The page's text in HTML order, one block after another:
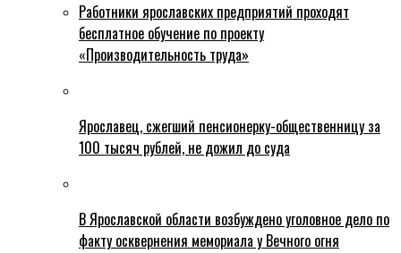
Работники ярославских предприятий проходят
бесплатное обучение по проекту
«Производительность труда»
Ярославец, сжегший пенсионерку-общественницу за
100 тысяч рублей, не дожил до суда
В Ярославской области возбуждено уголовное дело по
факту осквернения мемориала у Вечного огня